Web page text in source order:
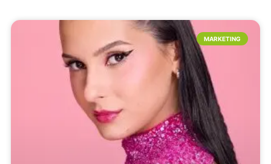
MARKETING